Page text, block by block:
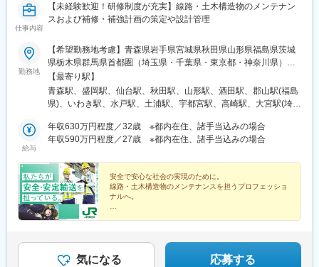
童駅、新庄駅、さくらんぼ東根駅、南陽市役所駅、鶴岡駅、酒田
駅、村山駅(山形県)、寒河江駅、高畠駅、羽前小松駅、大石田駅、
積永盛駅、福島駅(福島県)、金谷川駅、東福島駅、南福島駅、いわ
き駅、泉駅(常磐線)、湯本駅、植田駅(福島県)、内郷駅、新白河
駅、矢吹駅、会津若松駅、須賀川駅、本宮駅(福島県)、二本松駅、
相馬駅、原ノ町駅、伊達駅、西川田駅、東武宇都宮駅、雀宮駅、
岡本駅(栃木県)、小山駅、下今市駅、栃木駅、那須塩原駅、西那須
野駅、黒磯駅、石橋駅(栃木県)、下野大沢駅、自治医大駅、野木
駅、佐野駅、足利駅、足利市駅、野州平川駅、矢板駅、宝積寺
駅、高崎駅、高崎問屋町駅、新町駅(群馬県)、井野駅(群馬県)、倉
賀野駅、北高崎駅、前橋駅、新前橋駅、群馬総社駅、前橋大島
駅、渋川駅、板倉東洋大前駅、安中駅、沼田駅、大宮駅(埼玉県)、
南浦和駅、さいたま新都心駅、北浦和駅、浦和駅、和光市駅、川
口元郷駅、西川口駅、東川口駅、朝霞駅、東宮原駅、新越谷駅、
せんげん台駅、川越駅、蕨駅、志木駅、所沢駅、草加駅、上尾
駅、京成西船駅、船橋駅、下総中山駅、柏駅、新千葉駅、海浜幕
新松戸駅、東京ディズニーランド・ステーション駅、新浦安駅、
浦安駅(千葉県)、国府台駅、京成八幡駅、流山おおたかの森駅、南
仕事内容
【未経験歓迎！研修制度が充実】線路・土木構造物のメンテナン
スおよび補修・補強計画の策定や設計管理
勤務地
【希望勤務地考慮】青森県岩手県宮城県秋田県山形県福島県茨城
県栃木県群馬県首都圏（埼玉県・千葉県・東京都・神奈川県）新
潟県山梨県長野県【変更の範囲】業務上の必要がある場合、雇い
入れ直後のエリア外に転勤・出向することがあります。その場合
は会社が定める勤務地となります。※勤務地は、各エリアの中から
／あり(喫煙専用室設置)【勤務地について】記載の勤務地の住所に
ついては各エリアにおける一例となります。
【最寄り駅】
青森駅、盛岡駅、仙台駅、秋田駅、山形駅、酒田駅、郡山駅(福島
県)、いわき駅、水戸駅、土浦駅、宇都宮駅、高崎駅、大宮駅(埼玉
目黒駅、神田駅(東京都)、品川駅、新大久保駅、田端駅、八王子
駅、川崎駅、横浜駅、小田原駅、新潟駅、長岡駅、甲府駅、長野
京成西船駅、南新宿駅、不動前駅、岩本町駅、高輪ゲートウェイ
駅、西武新宿駅、京王八王子駅、八丁畷駅、平沼橋駅、西松本
駅、宮城野通駅、東宿郷駅、京成千葉駅、代々木駅、五反田駅、
淡路町駅、大久保駅(東京都)、高島町駅、渚駅(長野県)
給与
年収630万円程度／32歳 ※都内在住、諸手当込みの場合
年収590万円程度／27歳 ※都内在住、諸手当込みの場合
安全で安心な社会の実現のために。
線路・土木構造物のメンテナンスを担うプロフェッショ
ナルへ。
気になる 応募する